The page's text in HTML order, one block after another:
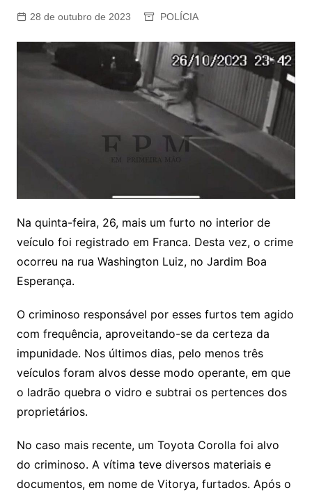
28 de outubro de 2023 POLÍCIA
Na quinta-feira, 26, mais um furto no interior de
veículo foi registrado em Franca. Desta vez, o crime
ocorreu na rua Washington Luiz, no Jardim Boa
Esperança.
O criminoso responsável por esses furtos tem agido
com frequência, aproveitando-se da certeza da
impunidade. Nos últimos dias, pelo menos três
veículos foram alvos desse modo operante, em que
o ladrão quebra o vidro e subtrai os pertences dos
proprietários.
No caso mais recente, um Toyota Corolla foi alvo
do criminoso. A vítima teve diversos materiais e
documentos, em nome de Vitorya, furtados. Após o